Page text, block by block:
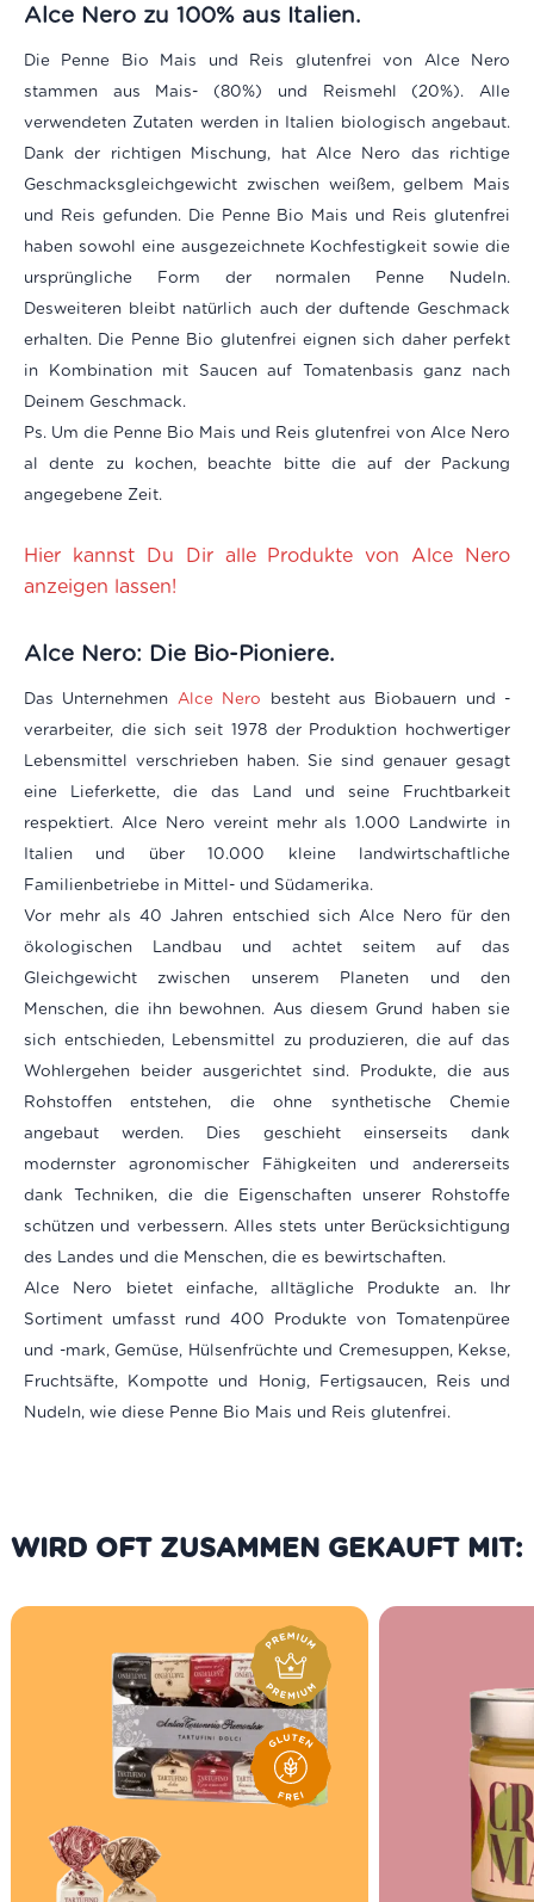
Alce Nero zu 100% aus Italien.
Die Penne Bio Mais und Reis glutenfrei von Alce Nero
stammen aus Mais- (80%) und Reismehl (20%). Alle
verwendeten Zutaten werden in Italien biologisch angebaut.
Dank der richtigen Mischung, hat Alce Nero das richtige
Geschmacksgleichgewicht zwischen weißem, gelbem Mais
und Reis gefunden. Die Penne Bio Mais und Reis glutenfrei
haben sowohl eine ausgezeichnete Kochfestigkeit sowie die
ursprüngliche Form der normalen Penne Nudeln.
Desweiteren bleibt natürlich auch der duftende Geschmack
erhalten. Die Penne Bio glutenfrei eignen sich daher perfekt
in Kombination mit Saucen auf Tomatenbasis ganz nach
Deinem Geschmack.
Ps. Um die Penne Bio Mais und Reis glutenfrei von Alce Nero
al dente zu kochen, beachte bitte die auf der Packung
angegebene Zeit.
Hier kannst Du Dir alle Produkte von Alce Nero
anzeigen lassen!
Alce Nero: Die Bio-Pioniere.
Das Unternehmen Alce Nero besteht aus Biobauern und -
verarbeiter, die sich seit 1978 der Produktion hochwertiger
Lebensmittel verschrieben haben. Sie sind genauer gesagt
eine Lieferkette, die das Land und seine Fruchtbarkeit
respektiert. Alce Nero vereint mehr als 1.000 Landwirte in
Italien und über 10.000 kleine landwirtschaftliche
Familienbetriebe in Mittel- und Südamerika.
Vor mehr als 40 Jahren entschied sich Alce Nero für den
ökologischen Landbau und achtet seitem auf das
Gleichgewicht zwischen unserem Planeten und den
Menschen, die ihn bewohnen. Aus diesem Grund haben sie
sich entschieden, Lebensmittel zu produzieren, die auf das
Wohlergehen beider ausgerichtet sind. Produkte, die aus
Rohstoffen entstehen, die ohne synthetische Chemie
angebaut werden. Dies geschieht einserseits dank
modernster agronomischer Fähigkeiten und andererseits
dank Techniken, die die Eigenschaften unserer Rohstoffe
schützen und verbessern. Alles stets unter Berücksichtigung
des Landes und die Menschen, die es bewirtschaften.
Alce Nero bietet einfache, alltägliche Produkte an. Ihr
Sortiment umfasst rund 400 Produkte von Tomatenpüree
und -mark,Gemüse, Hülsenfrüchte und Cremesuppen,Kekse,
Fruchtsäfte, Kompotte und Honig, Fertigsaucen, Reis und
Nudeln, wie diese Penne Bio Mais und Reis glutenfrei.
WIRD OFT ZUSAMMEN GEKAUFT MIT: